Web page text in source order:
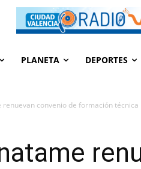
PLANETA DEPORTES
renuevan convenio de formación técnica